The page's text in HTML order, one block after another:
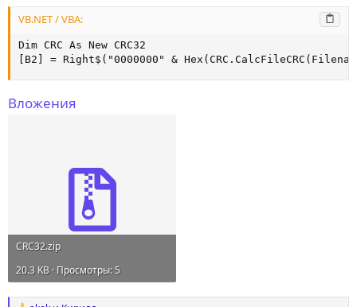
VB.NET / VBA:
Dim CRC As New CRC32
[B2] = Right$("0000000" &
Вложения
CRC32.zip
20.3 KB · Просмотры: 5